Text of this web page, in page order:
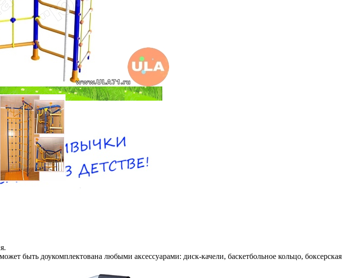
быть доукомплектована любыми аксессуарами: диск-качели, баскетбольное кольцо, боксерская